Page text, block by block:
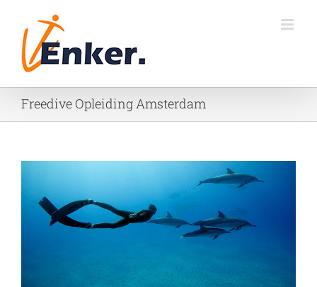
inhoud
Freedive Opleiding Amsterdam